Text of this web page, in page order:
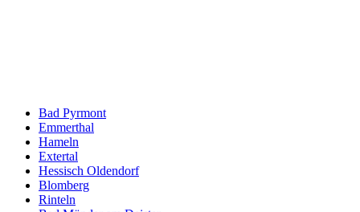
Bad Pyrmont
Emmerthal
Hameln
Extertal
Hessisch Oldendorf
Blomberg
Rinteln